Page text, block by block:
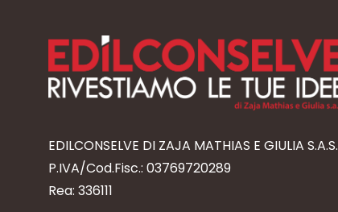
EDILCONSELVE DI ZAJA MATHIAS E GIULIA S.A.S.
P.IVA/Cod.Fisc.: 03769720289
Rea: 336111